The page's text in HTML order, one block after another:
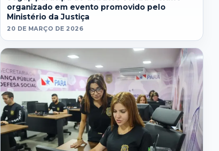
organizado em evento promovido pelo
Ministério da Justiça
20 DE MARÇO DE 2026